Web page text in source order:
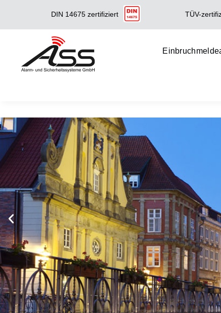
DIN 14675 zertifiziert TÜV-